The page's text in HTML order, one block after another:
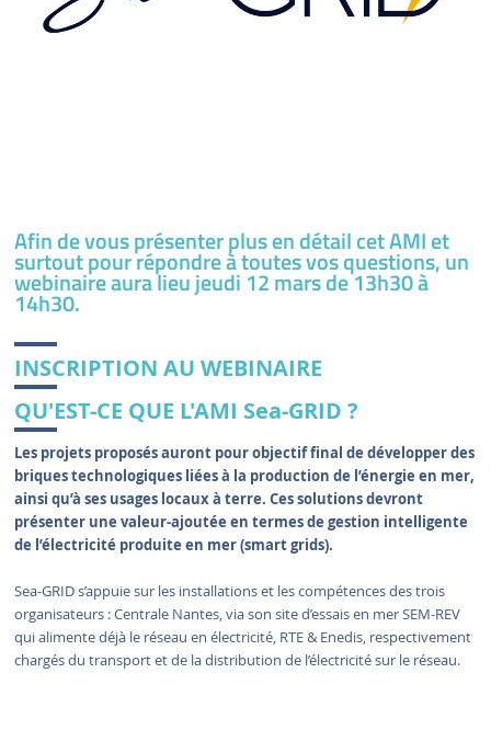
Afin de vous présenter plus en détail cet AMI et
surtout pour répondre à toutes vos questions, un
webinaire aura lieu jeudi 12 mars de 13h30 à
14h30.
INSCRIPTION AU WEBINAIRE
QU'EST-CE QUE L'AMI Sea-GRID ?
Les projets proposés auront pour objectif final de développer des
briques technologiques liées à la production de l’énergie en mer,
ainsi qu’à ses usages locaux à terre. Ces solutions devront
présenter une valeur-ajoutée en termes de gestion intelligente
de l’électricité produite en mer (smart grids).
Sea-GRID s’appuie sur les installations et les compétences des trois
organisateurs : Centrale Nantes, via son site d’essais en mer SEM-REV
qui alimente déjà le réseau en électricité, RTE & Enedis, respectivement
chargés du transport et de la distribution de l’électricité sur le réseau.